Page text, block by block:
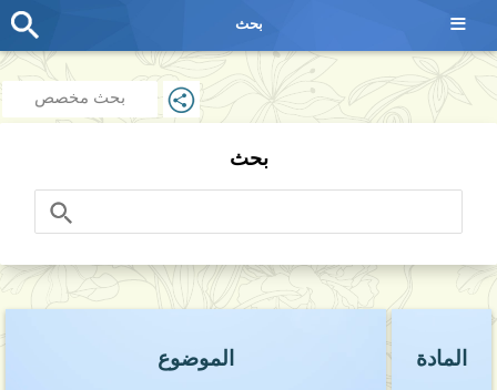
بحث مخصص
بحث
المادة الموضوع
≡ بحث